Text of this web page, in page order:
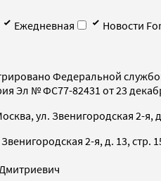
Ежедневная
Новости
Федеральной
Эл № ФС77-82431 от 23
ул. Звенигородская 2-я,
2-я, д. 13, стр.